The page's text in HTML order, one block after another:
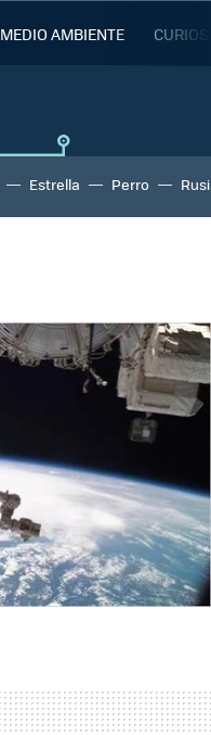
MEDIO AMBIENTE
Estrella Perro